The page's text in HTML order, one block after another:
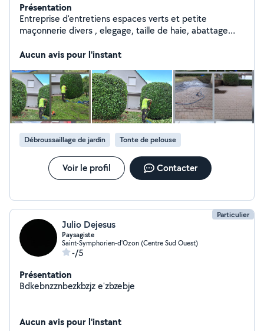
Présentation
Entreprise d'entretiens espaces verts et petite
maçonnerie divers , elegage, taille de haie, abattage
petit travaux extérieure maçonnerie divers, pose de
plantations divers...
Aucun avis pour l'instant
Débroussaillage de jardin Tonte de pelouse
Voir le profil Contacter
Particulier
Julio Dejesus
Paysagiste
Saint-Symphorien-d'Ozon (Centre Sud Ouest)
-/5
Présentation
Bdkebnzznbezkbzjz e'zbzebje
Aucun avis pour l'instant